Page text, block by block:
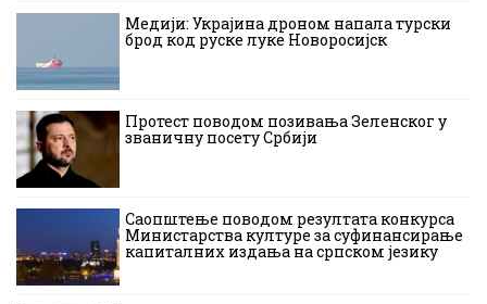
Медији: Украјина дроном напала турски
брод код руске луке Новоросијск
Протест поводом позивања Зеленског у
званичну посету Србији
Саопштење поводом резултата конкурса
Министарства културе за суфинансирање
капиталних издања на српском језику